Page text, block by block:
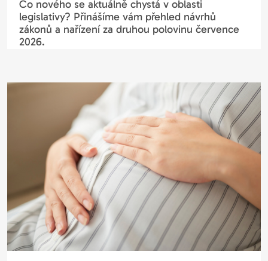
Co nového se aktuálně chystá v oblasti
legislativy? Přinášíme vám přehled návrhů
zákonů a nařízení za druhou polovinu července
2026.